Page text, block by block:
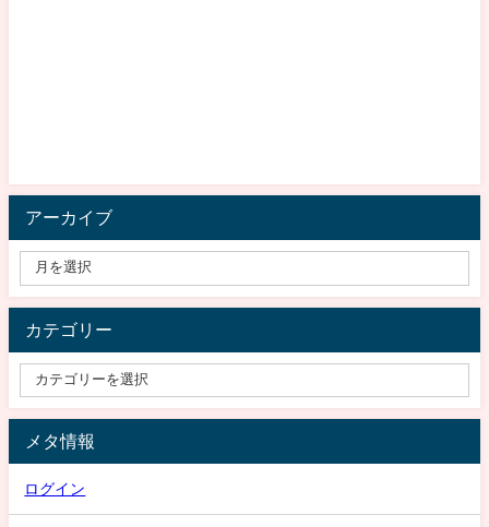
アーカイブ
カテゴリー
メタ情報
ログイン